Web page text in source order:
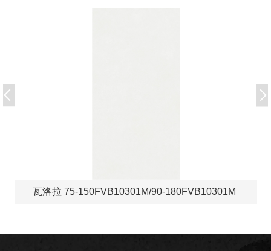
瓦洛拉 75-150FVB10301M/90-180FVB10301M